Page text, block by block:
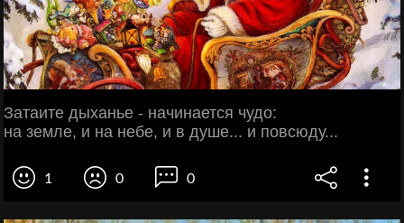
Затаите дыханье - начинается чудо:
на земле, и на небе, и в душе... и повсюду...
1 0 0